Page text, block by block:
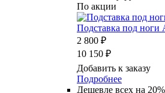
По акции
Подставка под ноги
2 800 ₽
10 150 ₽
Добавить к заказу
Подробнее
Дешевле всех на 20%